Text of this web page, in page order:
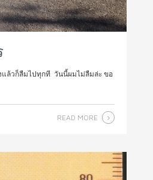
แล้วก็ลืมไปทุกที วันนี้ผมไม่ลืมล่ะ ขอ
READ MORE